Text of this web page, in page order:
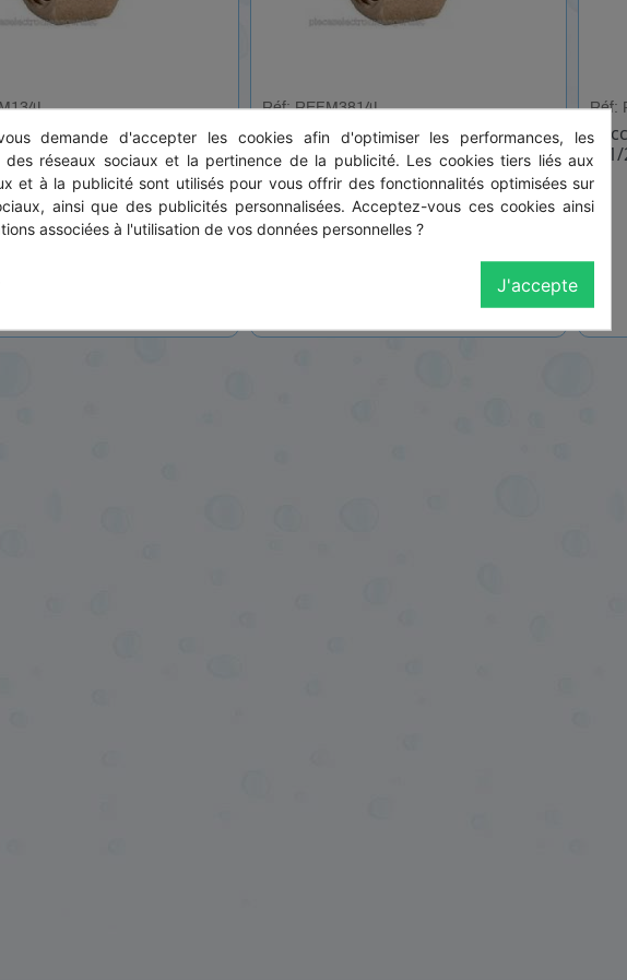
Réduction-Augmentation
M Laiton
€ HT
Réf: REFM3814L
Raccord Réduction-Augmentation
3/8" F X 1/4" M Laiton
HT 2,38 € HT
Réf:
2"1/
HT
TTC
demande d'accepter les cookies afin d'optimiser les performances, les
des réseaux sociaux et la pertinence de la publicité. Les cookies tiers liés aux
et à la publicité sont utilisés pour vous offrir des fonctionnalités optimisées sur
ainsi que des publicités personnalisées. Acceptez-vous ces cookies ainsi
associées à l'utilisation de vos données personnelles ?
J'accepte